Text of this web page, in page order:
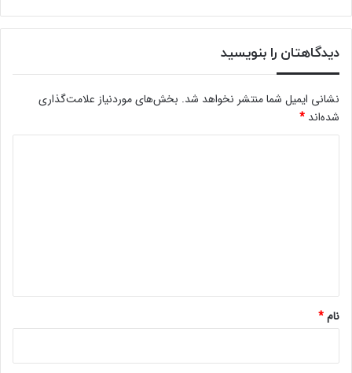
دیدگاهتان را بنویسید
نشانی ایمیل شما منتشر نخواهد شد. بخش‌های موردنیاز علامت‌گذاری
شده‌اند *
نام*